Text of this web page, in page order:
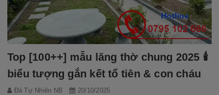
Top [100++] mẫu lăng thờ chung 2025 🕯️
biểu tượng gắn kết tổ tiên & con cháu
Đá Tự Nhiên NB 20/10/2025